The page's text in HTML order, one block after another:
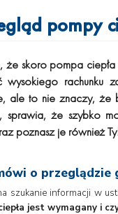
pompy
skoro pompa
wysokiego rachunku
ale to nie znaczy, że
sprawia, że szybko
poznasz je również
o przeglądzie
szukanie informacji w
jest wymagany i